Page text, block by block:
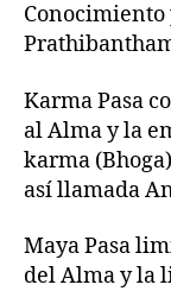
Karma Pasa
al Alma y la
karma
así llamada
Maya Pasa
del Alma y la